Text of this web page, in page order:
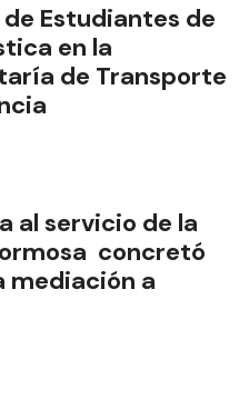
Estudiantes de
en la
de Transporte
al servicio de la
concretó
mediación a